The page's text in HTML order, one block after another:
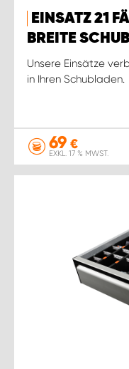
EINSATZ 21
BREITE
Unsere Einsätze
in Ihren Schubladen.
69 €
EXKL. 17 % MWST.